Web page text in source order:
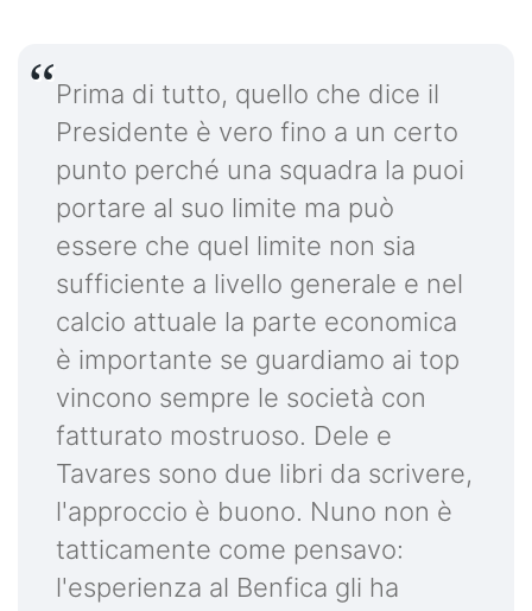
Prima di tutto, quello che dice il
Presidente è vero fino a un certo
punto perché una squadra la puoi
portare al suo limite ma può
essere che quel limite non sia
sufficiente a livello generale e nel
calcio attuale la parte economica
è importante se guardiamo ai top
vincono sempre le società con
fatturato mostruoso. Dele e
Tavares sono due libri da scrivere,
l'approccio è buono. Nuno non è
tatticamente come pensavo:
l'esperienza al Benfica gli ha